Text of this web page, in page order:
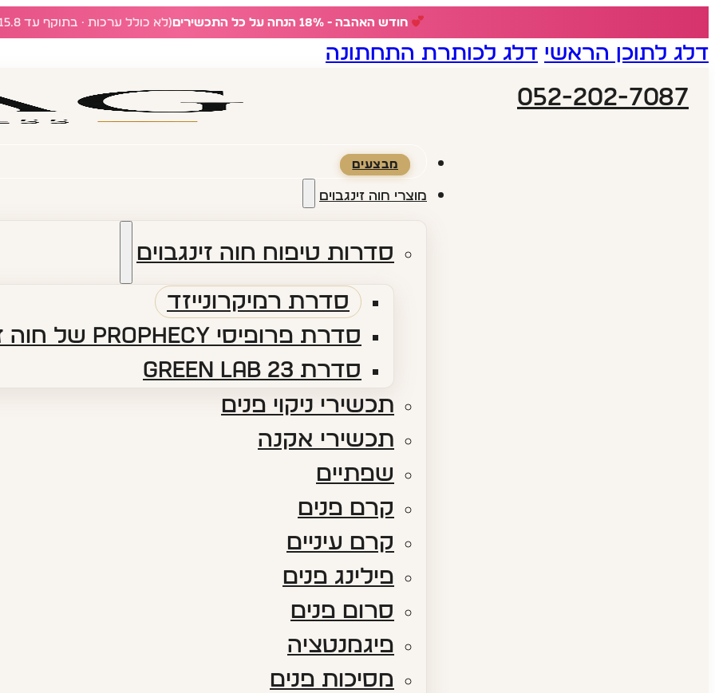
חודש האהבה - 18% הנחה על כל התכשירים (לא כולל ערכות · בתוקף עד 15.8)
דלג לתוכן הראשי דלג לכותרת התחתונה
052-202-7087
מבצעים
מוצרי חוה זינגבוים
סדרות טיפוח חוה זינגבוים
סדרת רמיקרונייזד
סדרת פרופיסי PROPHECY של חוה זינגבוים
סדרת green lab 23
תכשירי ניקוי פנים
תכשירי אקנה
שפתיים
קרם פנים
קרם עיניים
פילינג פנים
סרום פנים
פיגמנטציה
מסיכות פנים